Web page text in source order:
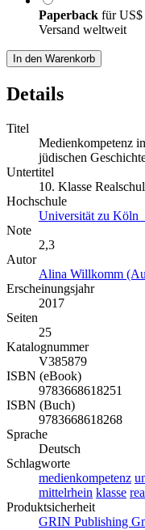
Paperback fürUS$
Versand weltweit
In den Warenkorb
Details
Titel
Medienkompetenz
jüdischen
Untertitel
10. Klasse
Hochschule
Universität zu
Note
2,3
Autor
Alina Willkomm
Erscheinungsjahr
2017
Seiten
25
Katalognummer
V385879
ISBN (eBook)
9783668618251
ISBN (Buch)
9783668618268
Sprache
Deutsch
Schlagworte
medienkompetenz
mittelrhein klasse
Produktsicherheit
GRIN Publishing